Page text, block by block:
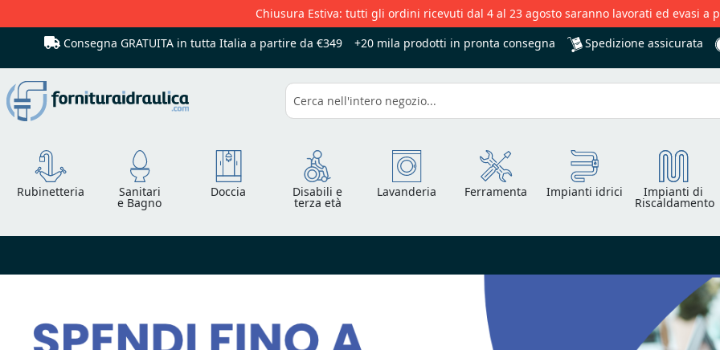
Chiusura Estiva: tutti gli ordini ricevuti dal 4 al 23 agosto saranno lavorati ed evasi a
Consegna GRATUITA in tutta Italia a partire da €349 +20 mila prodotti in pronta consegna Spedizione assicurata
Cerca
Rubinetteria Sanitari
e Bagno
Doccia Disabili e
terza età
Lavanderia Ferramenta Impianti idrici Impianti di
Riscaldamento